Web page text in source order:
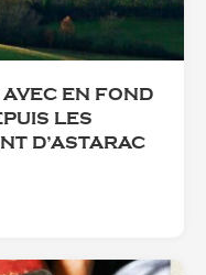
EN FOND
LES
D’ASTARAC